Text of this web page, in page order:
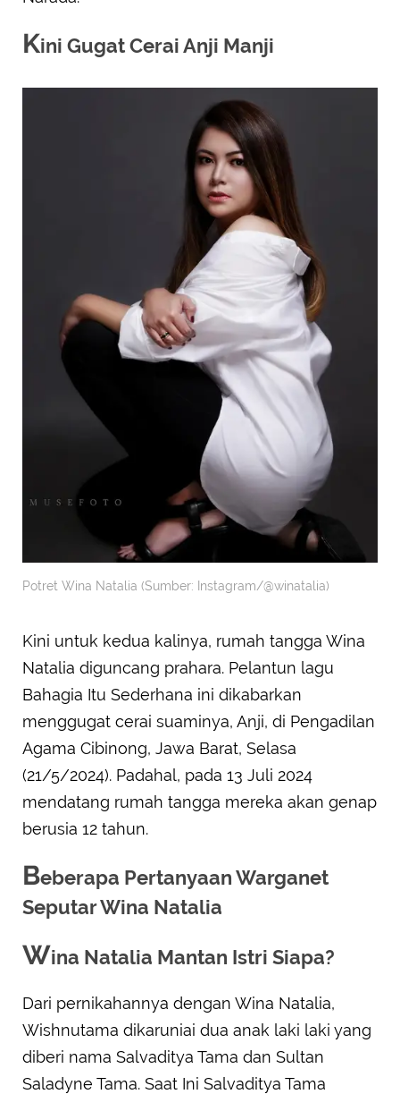
Kini Gugat Cerai Anji Manji
Potret Wina Natalia (Sumber: Instagram/@winatalia)
Kini untuk kedua kalinya, rumah tangga Wina
Natalia diguncang prahara. Pelantun lagu
Bahagia Itu Sederhana ini dikabarkan
menggugat cerai suaminya, Anji, di Pengadilan
Agama Cibinong, Jawa Barat, Selasa
(21/5/2024). Padahal, pada 13 Juli 2024
mendatang rumah tangga mereka akan genap
berusia 12 tahun.
Beberapa Pertanyaan Warganet
Seputar Wina Natalia
Wina Natalia Mantan Istri Siapa?
Dari pernikahannya dengan Wina Natalia,
Wishnutama dikaruniai dua anak laki laki yang
diberi nama Salvaditya Tama dan Sultan
Saladyne Tama. Saat Ini Salvaditya Tama